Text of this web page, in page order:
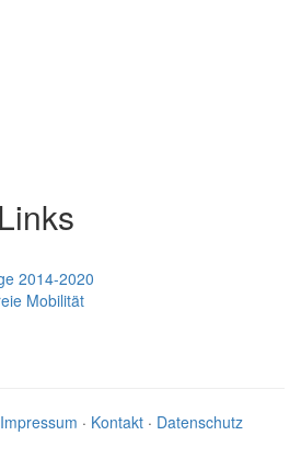
2014-2020
Mobilität
Impressum · Kontakt · Datenschutz